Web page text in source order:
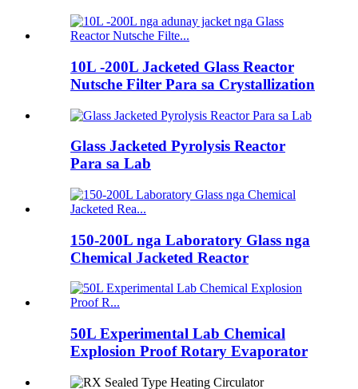
10L -200L Jacketed Glass Reactor
Nutsche Filter Para sa Crystallization
Glass Jacketed Pyrolysis Reactor
Para sa Lab
150-200L nga Laboratory Glass nga
Chemical Jacketed Reactor
50L Experimental Lab Chemical
Explosion Proof Rotary Evaporator